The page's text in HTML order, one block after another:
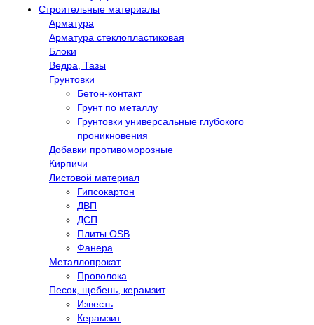
Строительные материалы
Арматура
Арматура стеклопластиковая
Блоки
Ведра, Тазы
Грунтовки
Бетон-контакт
Грунт по металлу
Грунтовки универсальные глубокого
проникновения
Добавки противоморозные
Кирпичи
Листовой материал
Гипсокартон
ДВП
ДСП
Плиты OSB
Фанера
Металлопрокат
Проволока
Песок, щебень, керамзит
Известь
Керамзит